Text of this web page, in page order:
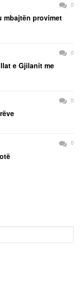
0
mbajtën provimet
0
e Gjilanit me
0
0